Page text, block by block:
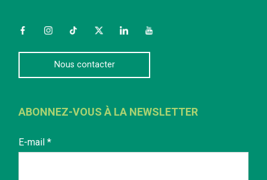
FacebookInstagramTikTokTwitterLinkedInYouTube
Nous contacter
ABONNEZ-VOUS À LA NEWSLETTER
E-mail *